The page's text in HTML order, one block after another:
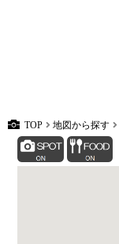
TOP 地図から探す